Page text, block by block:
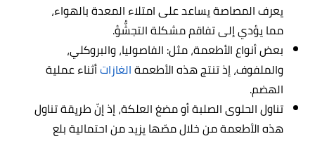
يعرف المصاصة يساعد على امتلاء المعدة بالهواء،
مما يؤدي إلى تفاقم مشكلة التجشُّؤ.
بعض أنواع الأطعمة، مثل: الفاصوليا، والبروكلي،
والملفوف، إذ تنتج هذه الأطعمةالغازاتأثناء عملية
الهضم.
تناول الحلوى الصلبة أو مضغ العلكة، إذ إنّ طريقة تناول
هذه الأطعمة من خلال مصّها يزيد من احتمالية بلع